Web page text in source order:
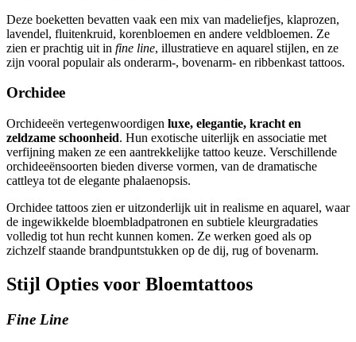
Deze boeketten bevatten vaak een mix van madeliefjes, klaprozen,
lavendel, fluitenkruid, korenbloemen en andere veldbloemen. Ze
zien er prachtig uit in fine line, illustratieve en aquarel stijlen, en ze
zijn vooral populair als onderarm-, bovenarm- en ribbenkast tattoos.
Orchidee
Orchideeën vertegenwoordigen luxe, elegantie, kracht en
zeldzame schoonheid. Hun exotische uiterlijk en associatie met
verfijning maken ze een aantrekkelijke tattoo keuze. Verschillende
orchideeënsoorten bieden diverse vormen, van de dramatische
cattleya tot de elegante phalaenopsis.
Orchidee tattoos zien er uitzonderlijk uit in realisme en aquarel, waar
de ingewikkelde bloembladpatronen en subtiele kleurgradaties
volledig tot hun recht kunnen komen. Ze werken goed als op
zichzelf staande brandpuntstukken op de dij, rug of bovenarm.
Stijl Opties voor Bloemtattoos
Fine Line